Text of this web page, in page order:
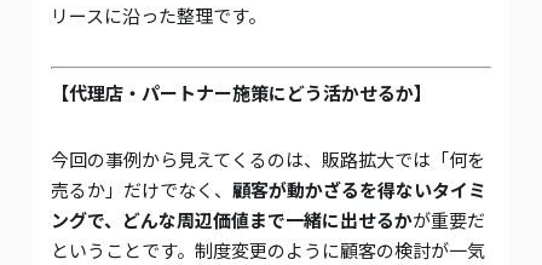
リースに沿った整理です。
【代理店・パートナー施策にどう活かせるか】
今回の事例から見えてくるのは、販路拡大では「何を
売るか」だけでなく、 顧客が動かざるを得ないタイミ
ングで、どんな周辺価値まで一緒に出せるかが重要だ
ということです。制度変更のように顧客の検討が一気